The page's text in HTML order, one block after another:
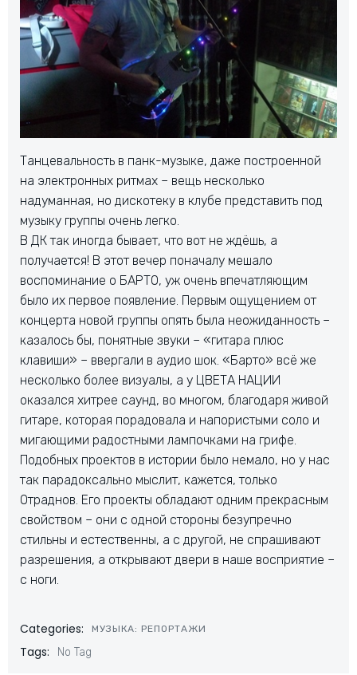
Танцевальность в панк-музыке, даже построенной
на электронных ритмах – вещь несколько
надуманная, но дискотеку в клубе представить под
музыку группы очень легко.
В ДК так иногда бывает, что вот не ждёшь, а
получается! В этот вечер поначалу мешало
воспоминание о БАРТО, уж очень впечатляющим
было их первое появление. Первым ощущением от
концерта новой группы опять была неожиданность –
казалось бы, понятные звуки – «гитара плюс
клавиши» – ввергали в аудио шок. «Барто» всё же
несколько более визуалы, а у ЦВЕТА НАЦИИ
оказался хитрее саунд, во многом, благодаря живой
гитаре, которая порадовала и напористыми соло и
мигающими радостными лампочками на грифе.
Подобных проектов в истории было немало, но у нас
так парадоксально мыслит, кажется, только
Отраднов. Его проекты обладают одним прекрасным
свойством – они с одной стороны безупречно
стильны и естественны, а с другой, не спрашивают
разрешения, а открывают двери в наше восприятие –
с ноги.
Categories: МУЗЫКА: РЕПОРТАЖИ
Tags: No Tag